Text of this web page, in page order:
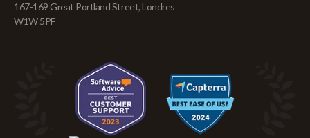
167-169 Great Portland Street, Londres
W1W 5PF